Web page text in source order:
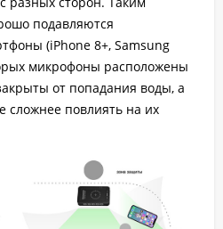
подавляются
(iPhone 8+, Samsung
микрофоны расположены
от попадания воды, а
сложнее повлиять на их